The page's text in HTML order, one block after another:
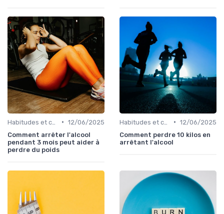
• 12/06/2025
Comment arrêter l'alcool
pendant 3 mois peut aider à
perdre du poids
• 12/06/2025
Comment perdre 10 kilos en
arrêtant l'alcool